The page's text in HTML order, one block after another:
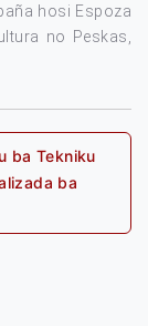
hosi Espoza
no Peskas,
ba Tekniku
ba